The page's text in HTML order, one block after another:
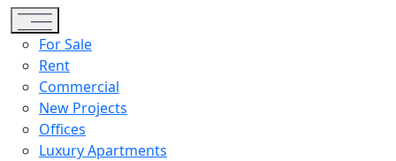
Toggle navigation
For Sale
Rent
Commercial
New Projects
Offices
Luxury Apartments